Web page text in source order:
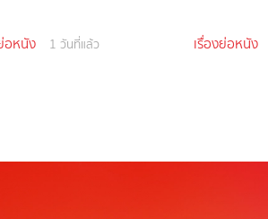
อหนัง 1 วันที่แล้ว เรื่องย่อหนัง